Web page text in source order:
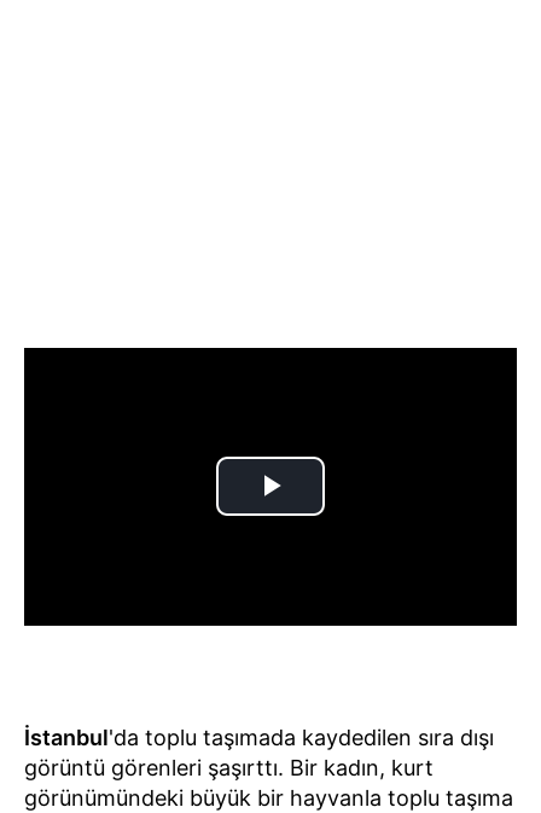
İstanbul'da toplu taşımada kaydedilen sıra dışı
görüntü görenleri şaşırttı. Bir kadın, kurt
görünümündeki büyük bir hayvanla toplu taşıma